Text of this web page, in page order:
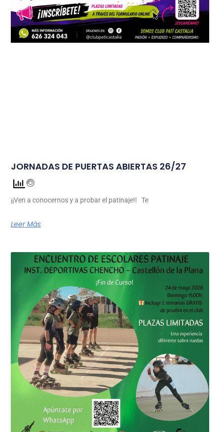
JORNADAS DE PUERTAS ABIERTAS 26/27
¡¡Ven a conocernos y a probar el patinaje!! Te
Leer Más